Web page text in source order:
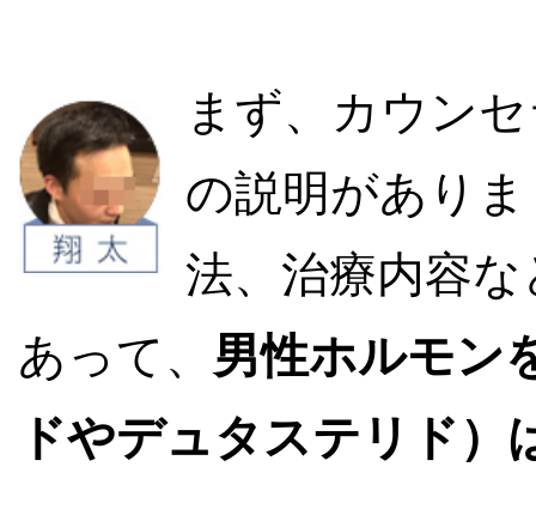
まず、カウン
の説明があり
法、治療内容
あって、 男性ホルモン
ドやデュタステリド）